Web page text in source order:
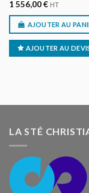
1 556,00€ HT
AJOUTER AU
AJOUTER AU
LA STÉ